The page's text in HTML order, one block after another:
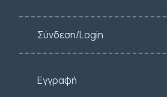
Σύνδεση/Login
Εγγραφή